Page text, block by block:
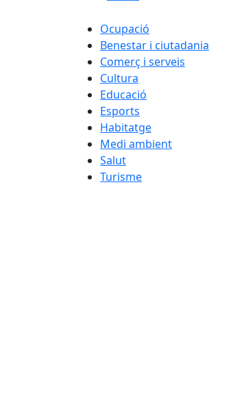
Ocupació
Benestar i ciutadania
Comerç i serveis
Cultura
Educació
Esports
Habitatge
Medi ambient
Salut
Turisme